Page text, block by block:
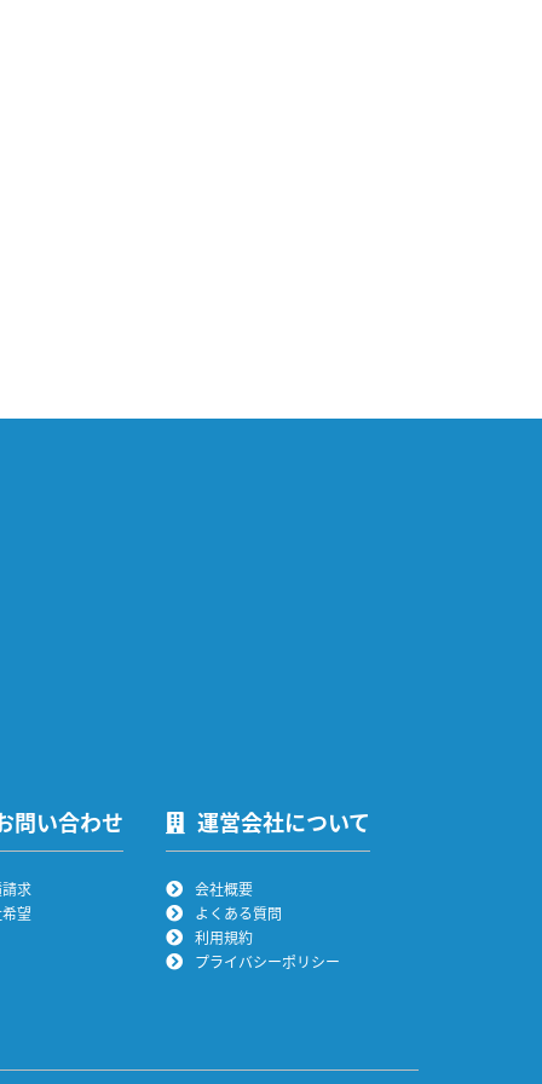
問い合わせ
求
望
運営会社について
会社概要
よくある質問
利用規約
プライバシーポリシー